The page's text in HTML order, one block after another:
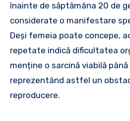
înainte de săptămâna 20 de
considerate o manifestare
Deși femeia poate concepe,
repetate indică dificultatea
menține o sarcină viabilă
reprezentând astfel un
reproducere.